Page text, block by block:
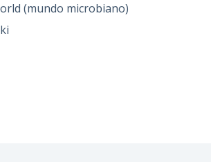
(mundo microbiano)